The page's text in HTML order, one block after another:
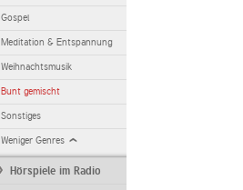
Gospel
Meditation & Entspannung
Weihnachtsmusik
Bunt gemischt
Sonstiges
Weniger Genres
Hörspiele im Radio